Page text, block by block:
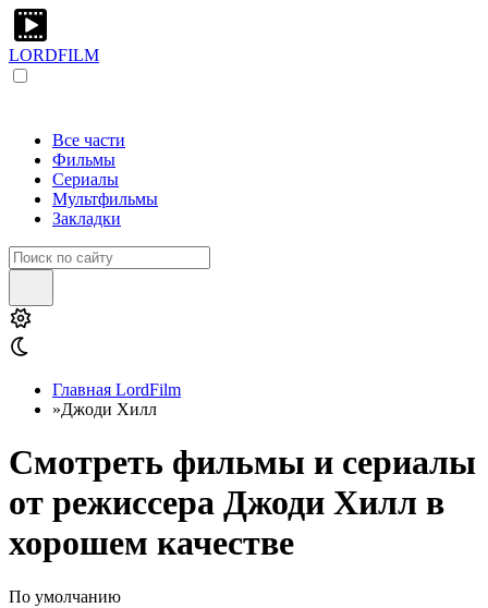
LORDFILM
Все части
Фильмы
Сериалы
Мультфильмы
Закладки
Главная LordFilm
»Джоди Хилл
Смотреть фильмы и сериалы
от режиссера Джоди Хилл в
хорошем качестве
По умолчанию